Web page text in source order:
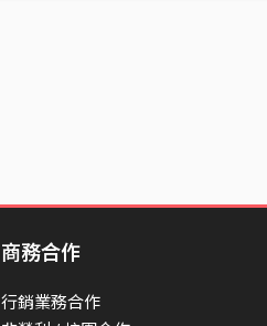
商務合作
行銷業務合作